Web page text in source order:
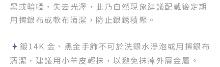
黑或暗啞，失去光澤，此乃自然現象建議配戴後定期
用擦銀布或軟布清潔，防止銀銹積聚。
鍍14K 金、黑金手飾不可於洗銀水淨泡或用擦銀布
清潔，建議用小羊皮輕抹，以避免抹掉外層金屬。